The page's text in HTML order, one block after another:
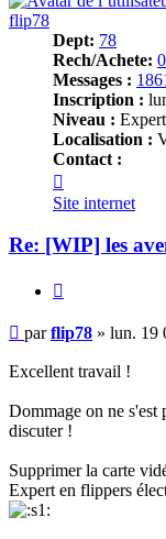
flip78
Dept: 78
Rech/Achete:
Messages :
Inscription :
Niveau : Expert
Localisation :
Contact :
flip78
Site internet
Re: [WIP] les
Message
parflip78 » lun. 19
Excellent travail !
Dommage on ne s'est
discuter !
Supprimer la carte
Expert en flippers